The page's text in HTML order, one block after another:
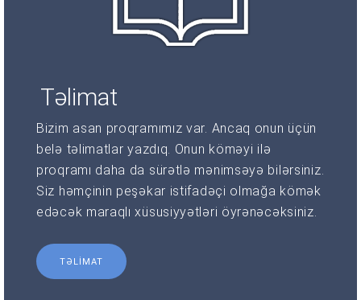
Təlimat
Bizim asan proqramımız var. Ancaq onun üçün
belə təlimatlar yazdıq. Onun köməyi ilə
proqramı daha da sürətlə mənimsəyə bilərsiniz.
Siz həmçinin peşəkar istifadəçi olmağa kömək
edəcək maraqlı xüsusiyyətləri öyrənəcəksiniz.
TƏLIMAT